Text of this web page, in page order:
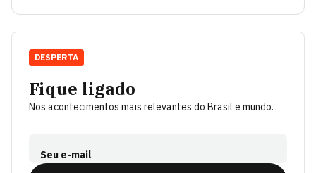
Fique ligado
Nos acontecimentos mais relevantes do Brasil e mundo.
Seu e-mail
DESPERTA